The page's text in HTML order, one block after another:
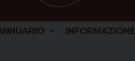
INFORMAZIONE